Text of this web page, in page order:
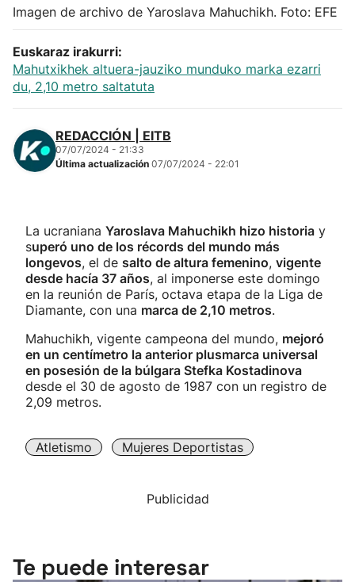
Más deportes
"Helmuga"
Imagen de archivo de Yaroslava Mahuchikh. Foto: EFE
Euskaraz irakurri:
Mahutxikhek altuera-jauziko munduko marka ezarri
du, 2,10 metro saltatuta
REDACCIÓN | EITB
07/07/2024 - 21:33
Última actualización 07/07/2024 - 22:01
La ucraniana Yaroslava Mahuchikh hizo historia y
superó uno de los récords del mundo más
longevos, el de salto de altura femenino, vigente
desde hacía 37 años, al imponerse este domingo
en la reunión de París, octava etapa de la Liga de
Diamante, con una marca de 2,10 metros.
Mahuchikh, vigente campeona del mundo, mejoró
en un centímetro la anterior plusmarca universal
en posesión de la búlgara Stefka Kostadinova
desde el 30 de agosto de 1987 con un registro de
2,09 metros.
Atletismo Mujeres Deportistas
Publicidad
Te puede interesar